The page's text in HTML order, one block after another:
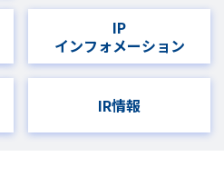
IP
インフォメーション
IR情報